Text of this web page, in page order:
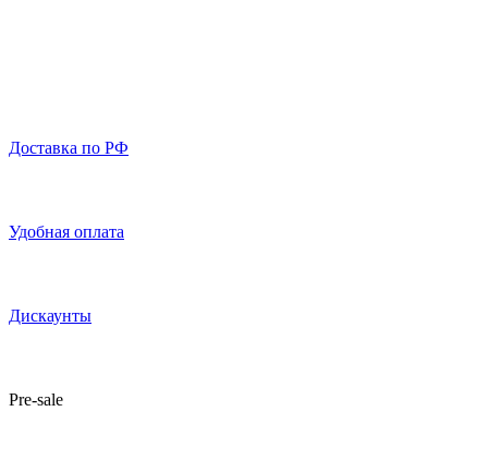
Доставка по РФ
Удобная оплата
Дискаунты
Pre-sale